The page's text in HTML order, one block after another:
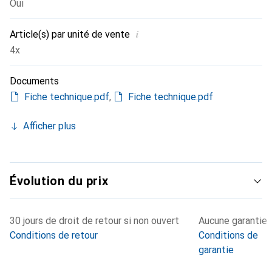
Oui
Article(s) par unité de vente i
4x
Documents
Fiche technique.pdf, Fiche technique.pdf
Afficher plus
Évolution du prix
30 jours de droit de retour si non ouvert
Conditions de retour
Aucune garantie
Conditions de
garantie